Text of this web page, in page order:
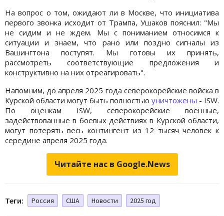
На вопрос о том, ожидают ли в Москве, что инициатива
первого звонка исходит от Трампа, Ушаков пояснил: "Мы
не сидим и не ждем. Мы с пониманием относимся к
ситуации и знаем, что рано или поздно сигналы из
Вашингтона поступят. Мы готовы их принять,
рассмотреть соответствующие предложения и
конструктивно на них отреагировать".
Напомним, до апреля 2025 года северокорейские войска в
Курской области могут быть полностью уничтожены - ISW.
По оценкам ISW, северокорейские военные,
задействованные в боевых действиях в Курской области,
могут потерять весь контингент из 12 тысяч человек к
середине апреля 2025 года.
Читайте нас в Google.News
Теги: Россия США Новости 2025 год